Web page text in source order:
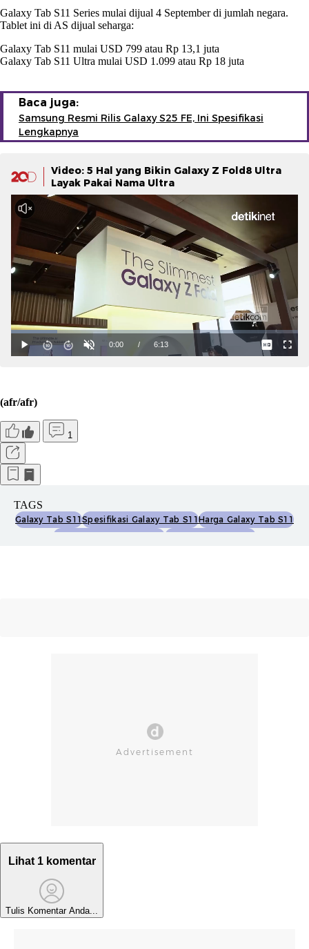
Galaxy Tab S11 Series mulai dijual 4 September di jumlah negara.
Tablet ini di AS dijual seharga:
Galaxy Tab S11 mulai USD 799 atau Rp 13,1 juta
Galaxy Tab S11 Ultra mulai USD 1.099 atau Rp 18 juta
Baca juga:
Samsung Resmi Rilis Galaxy S25 FE, Ini Spesifikasi
Lengkapnya
Video: 5 Hal yang Bikin Galaxy Z Fold8 Ultra
Layak Pakai Nama Ultra
(afr/afr)
1
TAGS
Galaxy Tab S11Spesifikasi Galaxy Tab S11Harga Galaxy Tab S11
Mediatek Dimensity 9400 Galaxy Tab S11 Ultra
Lihat 1 komentar
Tulis Komentar Anda...